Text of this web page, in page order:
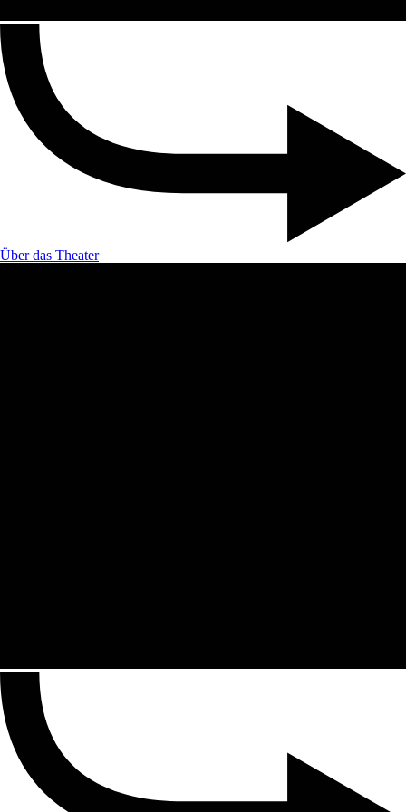
Über das Theater